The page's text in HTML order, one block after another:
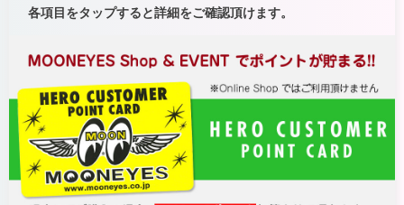
各項目をタップすると詳細をご確認頂けます。